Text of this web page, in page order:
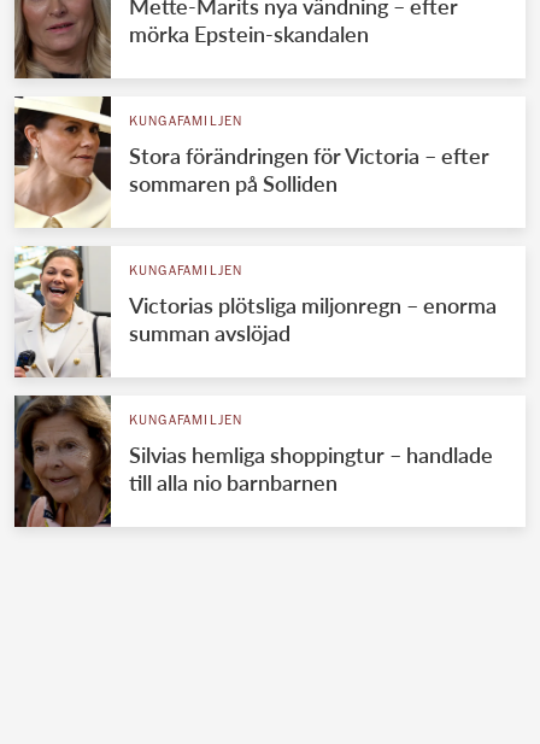
Mette-Marits nya vändning – efter
mörka Epstein-skandalen
KUNGAFAMILJEN
Stora förändringen för Victoria – efter
sommaren på Solliden
KUNGAFAMILJEN
Victorias plötsliga miljonregn – enorma
summan avslöjad
KUNGAFAMILJEN
Silvias hemliga shoppingtur – handlade
till alla nio barnbarnen